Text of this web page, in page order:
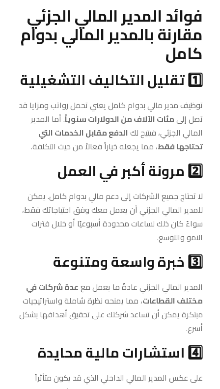
فوائد المدير المالي الجزئي
مقارنة بالمدير المالي بدوام
كامل
1️⃣ تقليل التكاليف التشغيلية
توظيف مدير مالي بدوام كامل يعني تحمل رواتب ومزايا قد
تصل إلىمئات الآلاف من الدولارات سنوياً. أما المدير
المالي الجزئي، فيتيح لك الدفع مقابل الخدمات التي
تحتاجها فقط، مما يجعله خياراً فعالاً من حيث التكلفة.
2️⃣ مرونة أكبر في العمل
لا تحتاج جميع الشركات إلى دعم مالي بدوام كامل. يمكن
للمدير المالي الجزئي أن يعمل معك وفق احتياجاتك فقط،
سواءً كان ذلك لساعات محدودة أسبوعيًا أو خلال فترات
النمو والتوسع.
3️⃣ خبرة واسعة ومتنوعة
المدير المالي الجزئي عادةً ما يعمل مععدة شركات في
مختلف القطاعات، مما يمنحه نظرة شاملة واستراتيجيات
مبتكرة يمكن أن تساعد شركتك على تحقيق أهدافها بشكل
أسرع.
4️⃣ استشارات مالية محايدة
على عكس المدير المالي الداخلي الذي قد يكون متأثراً